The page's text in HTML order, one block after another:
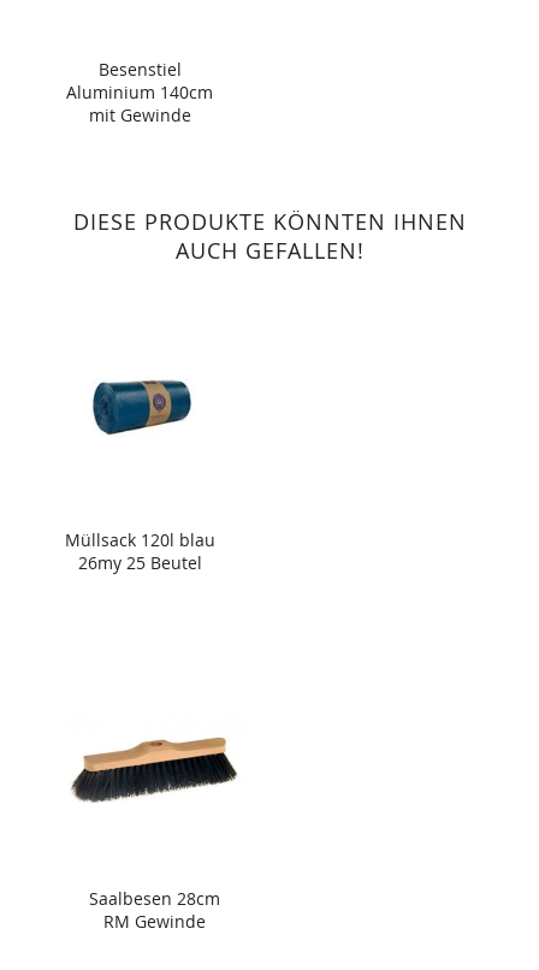
Besenstiel
Aluminium 140cm
mit Gewinde
DIESE PRODUKTE KÖNNTEN IHNEN
AUCH GEFALLEN!
Müllsack 120l blau
26my 25 Beutel
Saalbesen 28cm
RM Gewinde